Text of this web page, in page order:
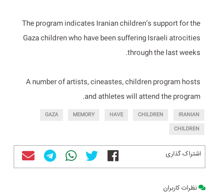
The program indicates Iranian children’s support for the
Gaza children who have been suffering Israeli atrocities
through the last weeks.
A number of artists, cineastes, children program hosts
and athletes will attend the program.
IRANIAN
CHILDREN
HAVE
MEMORY
GAZA
CHILDREN
اشتراک گذاری
نظرات کاربران